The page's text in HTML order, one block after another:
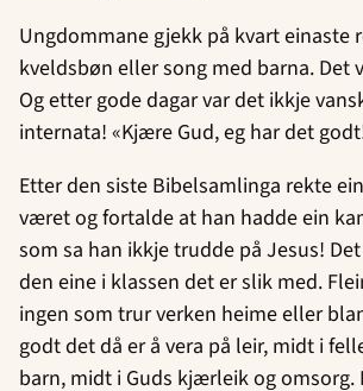
Ungdommane gjekk på kvart einaste
kveldsbøn eller song med barna. Det
Og etter gode dagar var det ikkje
internata! «Kjære Gud, eg har det
Etter den siste Bibelsamlinga rekte
været og fortalde at han hadde ein
som sa han ikkje trudde på Jesus!
den eine i klassen det er slik med.
ingen som trur verken heime eller
godt det då er å vera på leir, midt i
barn, midt i Guds kjærleik og omsorg.